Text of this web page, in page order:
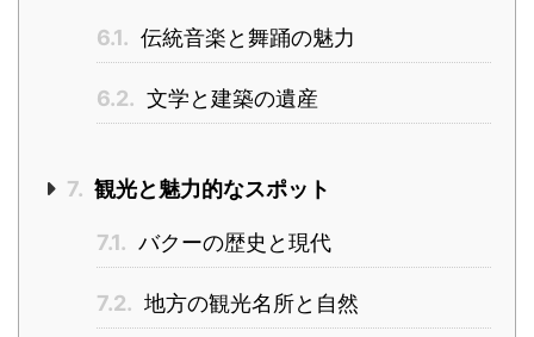
6.1. 伝統音楽と舞踊の魅力
6.2. 文学と建築の遺産
7. 観光と魅力的なスポット
7.1. バクーの歴史と現代
7.2. 地方の観光名所と自然